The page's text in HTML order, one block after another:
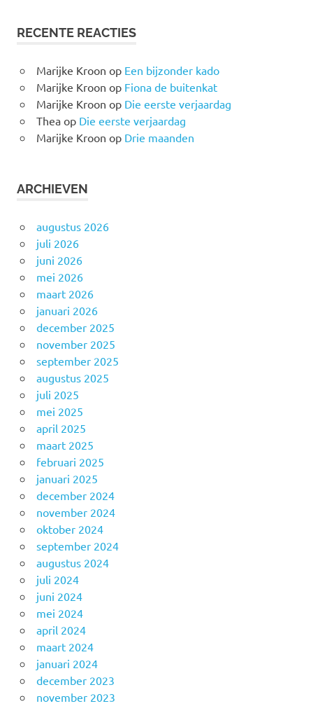
RECENTE REACTIES
Marijke Kroon op Een bijzonder kado
Marijke Kroon op Fiona de buitenkat
Marijke Kroon op Die eerste verjaardag
Theaop Die eerste verjaardag
Marijke Kroon op Drie maanden
ARCHIEVEN
augustus 2026
juli 2026
juni 2026
mei 2026
maart 2026
januari 2026
december 2025
november 2025
september 2025
augustus 2025
juli 2025
mei 2025
april 2025
maart 2025
februari 2025
januari 2025
december 2024
november 2024
oktober 2024
september 2024
augustus 2024
juli 2024
juni 2024
mei 2024
april 2024
maart 2024
januari 2024
december 2023
november 2023